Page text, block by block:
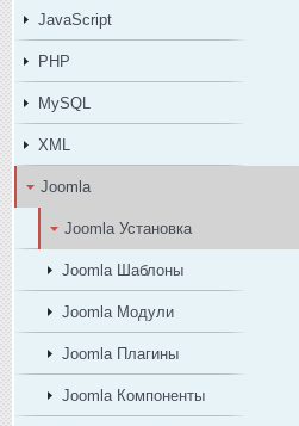
JavaScript
PHP
MySQL
XML
Joomla
Joomla Установка
Joomla Шаблоны
Joomla Модули
Joomla Плагины
Joomla Компоненты